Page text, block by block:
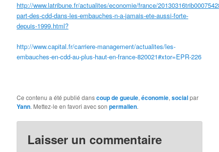
http://www.latribune.fr/actualites/economie/france/
part-des-cdd-dans-les-embauches-n-a-jamais-ete-aussi-forte-
depuis-1999.html?
http://www.capital.fr/carriere-management/actualites/les-
embauches-en-cdd-au-plus-haut-en-france-820021#xtor=EPR-226
Ce contenu a été publié danscoup de gueule,économie,socialpar
Yann. Mettez-le en favori avec sonpermalien.
Laisser un commentaire